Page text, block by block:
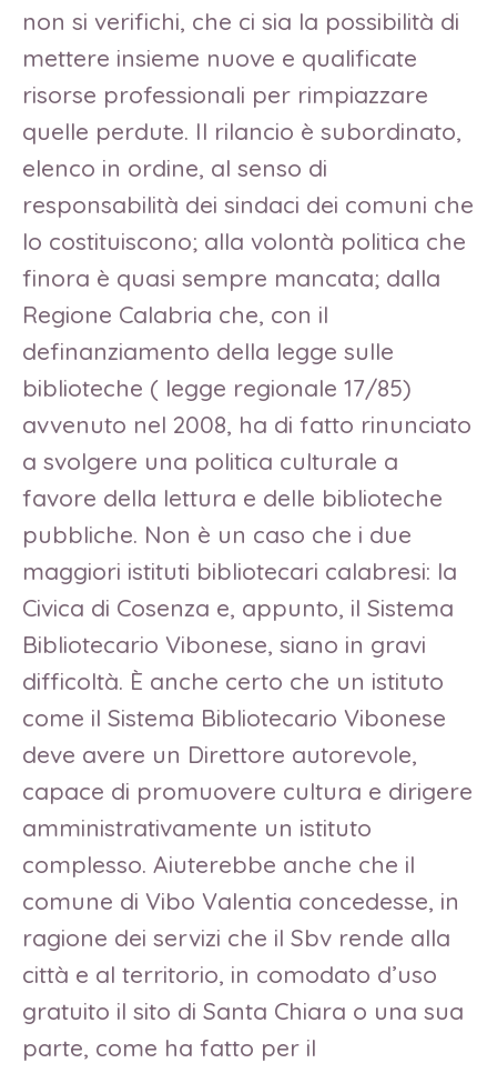
non si verifichi, che ci sia la possibilità di
mettere insieme nuove e qualificate
risorse professionali per rimpiazzare
quelle perdute. Il rilancio è subordinato,
elenco in ordine, al senso di
responsabilità dei sindaci dei comuni che
lo costituiscono; alla volontà politica che
finora è quasi sempre mancata; dalla
Regione Calabria che, con il
definanziamento della legge sulle
biblioteche ( legge regionale 17/85)
avvenuto nel 2008, ha di fatto rinunciato
a svolgere una politica culturale a
favore della lettura e delle biblioteche
pubbliche. Non è un caso che i due
maggiori istituti bibliotecari calabresi: la
Civica di Cosenza e, appunto, il Sistema
Bibliotecario Vibonese, siano in gravi
difficoltà. È anche certo che un istituto
come il Sistema Bibliotecario Vibonese
deve avere un Direttore autorevole,
capace di promuovere cultura e dirigere
amministrativamente un istituto
complesso. Aiuterebbe anche che il
comune di Vibo Valentia concedesse, in
ragione dei servizi che il Sbv rende alla
città e al territorio, in comodato d’uso
gratuito il sito di Santa Chiara o una sua
parte, come ha fatto per il